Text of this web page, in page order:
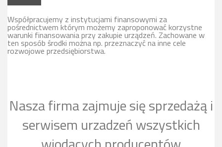
Współpracujemy z instytucjami finansowymi za
pośrednictwem którym możemy zaproponować korzystne
warunki finansowania przy zakupie urządzeń. Zachowane w
ten sposób środki można np. przeznaczyć na inne cele
rozwojowe przedsiębiorstwa.
Nasza firma zajmuje się sprzedażą i
serwisem urzadzeń wszystkich